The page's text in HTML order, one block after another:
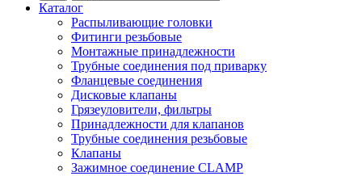
Каталог
Распыливающие головки
Фитинги резьбовые
Монтажные принадлежности
Трубные соединения под приварку
Фланцевые соединения
Дисковые клапаны
Грязеуловители, фильтры
Принадлежности для клапанов
Трубные соединения резьбовые
Клапаны
Зажимное соединение CLAMP